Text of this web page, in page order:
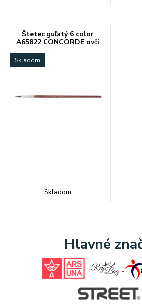
Štetec guľatý 6 color
A65822 CONCORDE ovčí
Skladom
Skladom
Hlavné